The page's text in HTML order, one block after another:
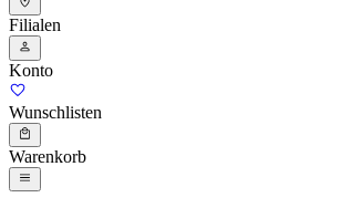
Filialen
Konto
Wunschlisten
Warenkorb